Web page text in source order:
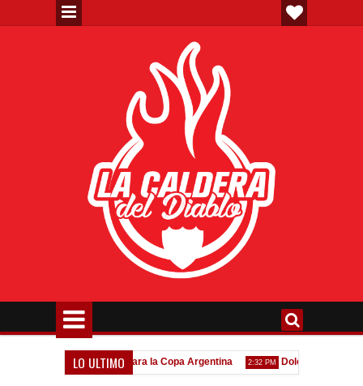
LO ULTIMO
de localidades para la Copa Argentina 2:32 PM
Dolor por Jorge Messi